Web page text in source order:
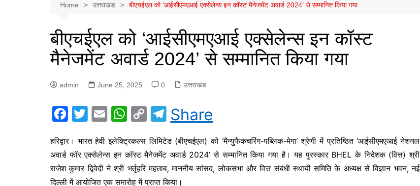
Home उत्तराखंड बीएचईएल को ‘आईसीएमएआई एक्सेलेन्स इन कॉस्ट मैनेजमेंट अवार्ड 2024’ से सम्मानित किया गया
बीएचईएल को ‘आईसीएमएआई एक्सेलेन्स इन कॉस्ट
मैनेजमेंट अवार्ड 2024’ से सम्मानित किया गया
admin June 25, 2025 0 उत्तराखंड
F
c
e
b
T
itt
er
E
ai
l
W
at
s
A
C
p
y
Li
T
el
e
gr
a
Share
हरिद्वार। भारत हेवी इलेक्ट्रिकल्स लिमिटेड (बीएचईएल) को ‘मैन्युफैकचरिंग-पब्लिक-मेगा’ श्रेणी में प्रतिष्ठित ‘आईसीएमएआई नेशनल
अवार्ड फॉर एक्सेलेन्स इन कॉस्ट मैनेजमेंट अवार्ड 2024’ से सम्मानित किया गया है। यह पुरस्कार BHEL के निदेशक (वित्त) श्री
राजेश कुमार द्विवेदी ने श्री भर्तृहरि महताब, माननीय सांसद, लोकसभा और वित्त संबंधी स्थायी समिति के अध्यक्ष से विज्ञान भवन, नई
दिल्ली में आयोजित एक समारोह में प्राप्त किया।